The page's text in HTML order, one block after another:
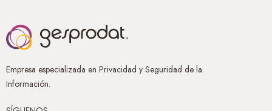
Empresa especializada en Privacidad y Seguridad de la
Información.